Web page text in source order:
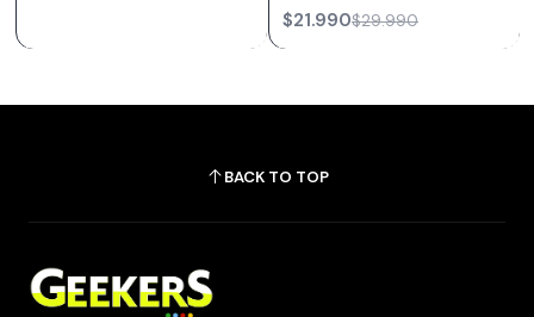
$21.990$29.990
BACK TO TOP